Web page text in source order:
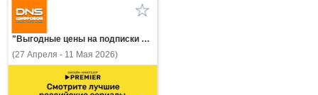
"Выгодные цены на подписки PREMIER!"
(27 Апреля - 11 Мая 2026)